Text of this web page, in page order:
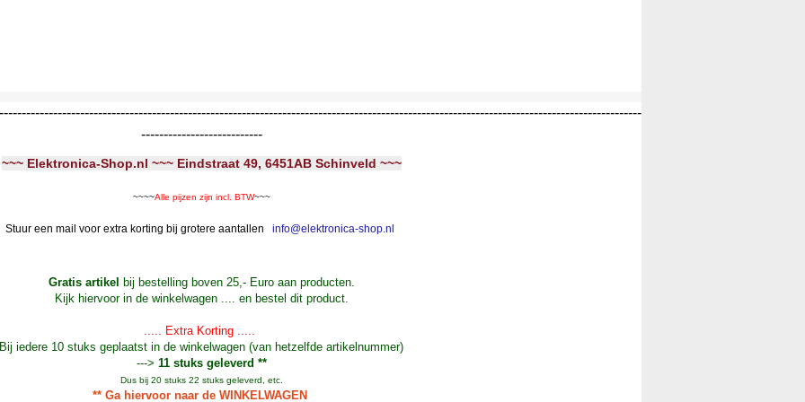
---------------------------
~~~ Elektronica-Shop.nl ~~~ Eindstraat 49, 6451AB Schinveld ~~~
~~~~Alle pijzen zijn incl. BTW~~~
Stuur een mail voor extra korting bij grotere aantallen info@elektronica-shop.nl
Gratis artikel
bij bestelling boven 25,- Euro aan producten.
Kijk hiervoor in de winkelwagen .... en bestel dit product.
..... Extra Korting .....
Bij iedere 10 stuks geplaatst in de winkelwagen (van hetzelfde artikelnummer)
---> 11 stuks geleverd **
Dus bij 20 stuks 22 stuks geleverd, etc.
** Ga hiervoor naar de WINKELWAGEN